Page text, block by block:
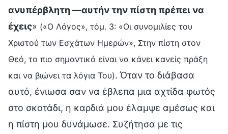
ανυπέρβλητη —αυτήν την πίστη πρέπει να
έχεις» («Ο Λόγος», τόμ. 3: «Οι συνομιλίες του
Χριστού των Εσχάτων Ημερών», Στην πίστη στον
Θεό, το πιο σημαντικό είναι να κάνει κανείς πράξη
και να βιώνει τα λόγια Του). Όταν το διάβασα
αυτό, ένιωσα σαν να έβλεπα μια αχτίδα φωτός
στο σκοτάδι, η καρδιά μου έλαμψε αμέσως και
η πίστη μου δυνάμωσε. Συζήτησα με τις